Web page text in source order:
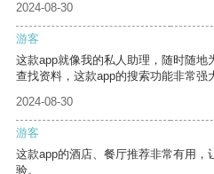
2024-08-30
游客
这款app就像我的私人助理，随时随
查找资料，这款app的搜索功能非常强
2024-08-30
游客
这款app的酒店、餐厅推荐非常有用，
验。